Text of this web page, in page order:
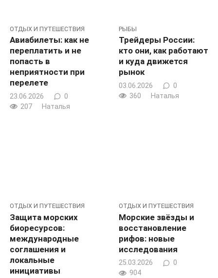
ОТДЫХ И ПУТЕШЕСТВИЯ
Авиабилеты: как не
переплатить и не
попасть в
неприятности при
перелете
23.06.2026
0
207
Наталья
РЫБЫ
Трейдеры России:
кто они, как работают
и куда движется
рынок
03.06.2026
0
360
Наталья
ОТДЫХ И ПУТЕШЕСТВИЯ
Защита морских
биоресурсов:
международные
соглашения и
локальные
инициативы
ОТДЫХ И ПУТЕШЕСТВИЯ
Морские звёзды и
восстановление
рифов: новые
исследования
25.03.2026
0
904